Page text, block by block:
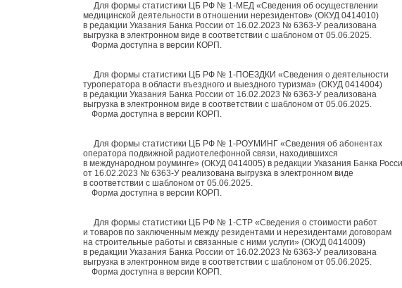
Для формы статистики ЦБ РФ № 1-МЕД «Сведения об осуществлении
медицинской деятельности в отношении нерезидентов» (ОКУД 0414010)
в редакции Указания Банка России от 16.02.2023 № 6363-У реализована
выгрузка в электронном виде в соответствии с шаблоном от 05.06.2025.
Форма доступна в версии КОРП.
Для формы статистики ЦБ РФ № 1-ПОЕЗДКИ «Сведения о деятельности
туроператора в области въездного и выездного туризма» (ОКУД 0414004)
в редакции Указания Банка России от 16.02.2023 № 6363-У реализована
выгрузка в электронном виде в соответствии с шаблоном от 05.06.2025.
Форма доступна в версии КОРП.
Для формы статистики ЦБ РФ № 1-РОУМИНГ «Сведения об абонентах
оператора подвижной радиотелефонной связи, находившихся
в международном роуминге» (ОКУД 0414005) в редакции Указания Банка
от 16.02.2023 № 6363-У реализована выгрузка в электронном виде
в соответствии с шаблоном от 05.06.2025.
Форма доступна в версии КОРП.
Для формы статистики ЦБ РФ № 1-СТР «Сведения о стоимости работ
и товаров по заключенным между резидентами и нерезидентами договорам
на строительные работы и связанные с ними услуги» (ОКУД 0414009)
в редакции Указания Банка России от 16.02.2023 № 6363-У реализована
выгрузка в электронном виде в соответствии с шаблоном от 05.06.2025.
Форма доступна в версии КОРП.